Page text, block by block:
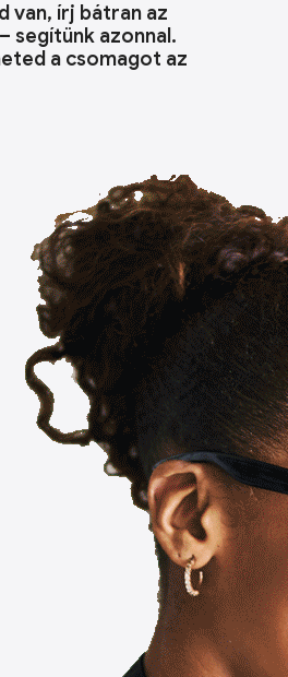
van, írj bátran az
segítünk azonnal.
a csomagot az